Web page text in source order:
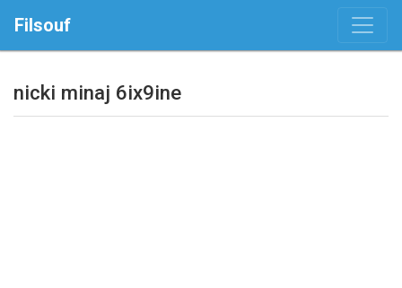
Filsouf
nicki minaj 6ix9ine